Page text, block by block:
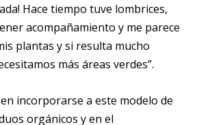
Hace tiempo tuve lombrices,
acompañamiento y me parece
plantas y si resulta mucho
más áreas verdes”.
incorporarse a este modelo de
orgánicos y en el